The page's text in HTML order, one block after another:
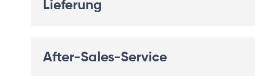
Lieferung
After-Sales-Service